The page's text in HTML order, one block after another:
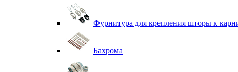
Фурнитура для крепления шторы к
Бахрома